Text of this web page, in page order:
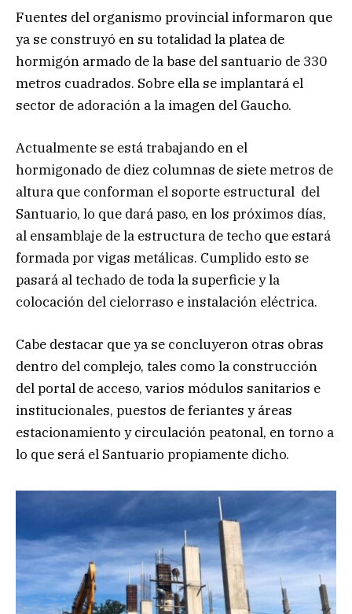
Fuentes del organismo provincial informaron que
ya se construyó en su totalidad la platea de
hormigón armado de la base del santuario de 330
metros cuadrados. Sobre ella se implantará el
sector de adoración a la imagen del Gaucho.
Actualmente se está trabajando en el
hormigonado de diez columnas de siete metros de
altura que conforman el soporte estructural del
Santuario, lo que dará paso, en los próximos días,
al ensamblaje de la estructura de techo que estará
formada por vigas metálicas. Cumplido esto se
pasará al techado de toda la superficie y la
colocación del cielorraso e instalación eléctrica.
Cabe destacar que ya se concluyeron otras obras
dentro del complejo, tales como la construcción
del portal de acceso, varios módulos sanitarios e
institucionales, puestos de feriantes y áreas
estacionamiento y circulación peatonal, en torno a
lo que será el Santuario propiamente dicho.